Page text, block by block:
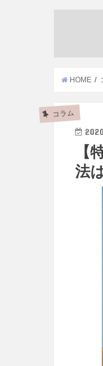
HOME
コラム
【
法